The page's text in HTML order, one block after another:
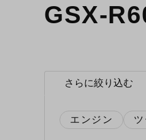
GSX-
さらに絞り込む
エンジン